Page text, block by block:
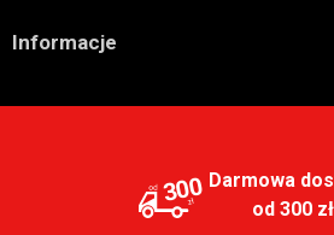
Informacje
300 Darmowa
od 300 zł